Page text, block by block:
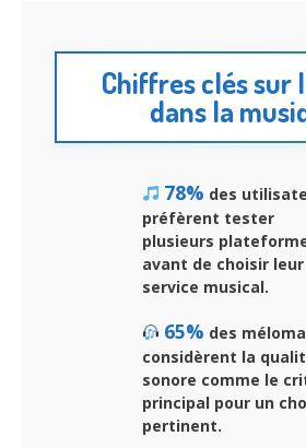
Chiffres clés sur
dans la
78% des
préfèrent tester
plusieurs
avant de choisir leur
service musical.
65% des
considèrent la
sonore comme le
principal pour un
pertinent.